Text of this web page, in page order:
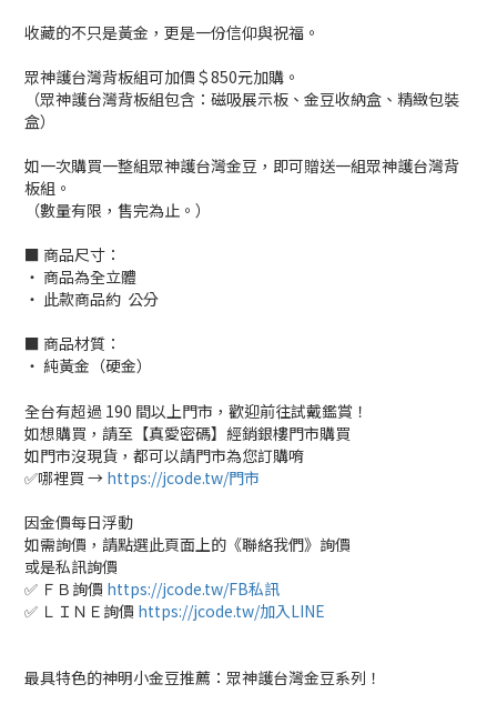
收藏的不只是黃金，更是一份信仰與祝福。
眾神護台灣背板組可加價＄850元加購。
（眾神護台灣背板組包含：磁吸展示板、金豆收納盒、精緻包裝
盒）
如一次購買一整組眾神護台灣金豆，即可贈送一組眾神護台灣背
板組。
（數量有限，售完為止。）
■ 商品尺寸：
‧ 商品為全立體
‧ 此款商品約 公分
■ 商品材質：
‧ 純黃金（硬金）
全台有超過 190 間以上門市，歡迎前往試戴鑑賞！
如想購買，請至【真愛密碼】經銷銀樓門市購買
如門市沒現貨，都可以請門市為您訂購唷
✅哪裡買 → https://jcode.tw/門市
因金價每日浮動
如需詢價，請點選此頁面上的《聯絡我們》詢價
或是私訊詢價
✅ ＦＢ詢價 https://jcode.tw/FB私訊
✅ ＬＩＮＥ詢價 https://jcode.tw/加入LINE
最具特色的神明小金豆推薦：眾神護台灣金豆系列！